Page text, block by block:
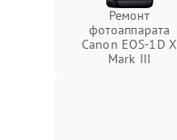
Ремонт
фотоаппарата
Canon EOS‑1D X
Mark III